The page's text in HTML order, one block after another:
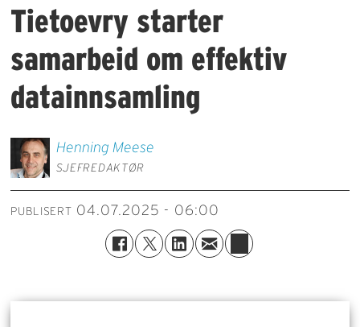
Tietoevry starter
samarbeid om effektiv
datainnsamling
Henning Meese
SJEFREDAKTØR
PUBLISERT 04.07.2025 - 06:00